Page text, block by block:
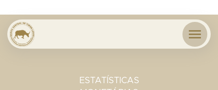
ESTATÍSTICAS